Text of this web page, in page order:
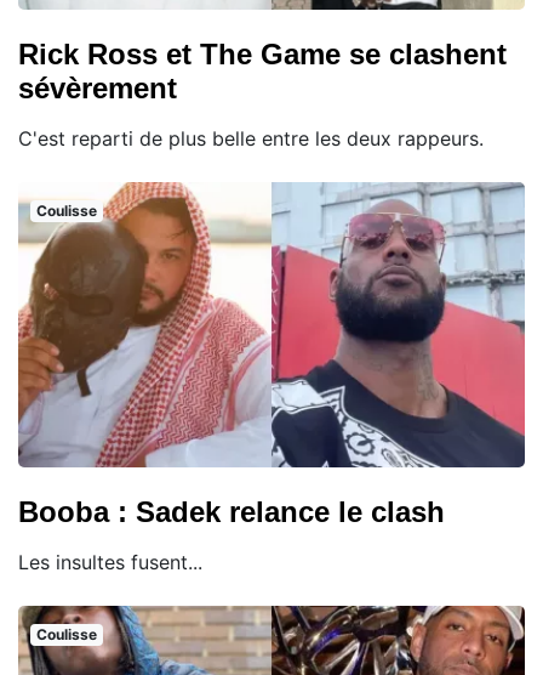
Rick Ross et The Game se clashent
sévèrement
C'est reparti de plus belle entre les deux rappeurs.
Coulisse
Booba : Sadek relance le clash
Les insultes fusent...
Coulisse